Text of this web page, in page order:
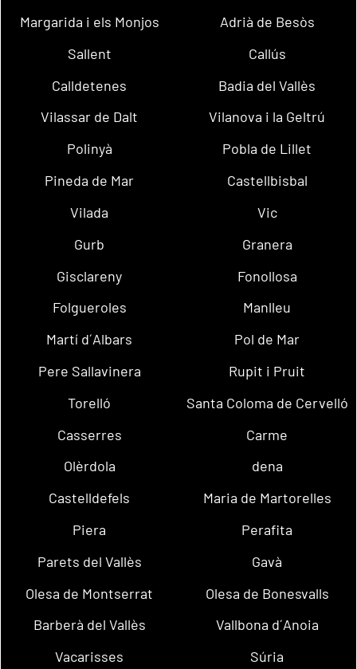
Margarida i els Monjos
Adrià de Besòs
Sallent
Callús
Calldetenes
Badia del Vallès
Vilassar de Dalt
Vilanova i la Geltrú
Polinyà
Pobla de Lillet
Pineda de Mar
Castellbisbal
Vilada
Vic
Gurb
Granera
Gisclareny
Fonollosa
Folgueroles
Manlleu
Martí d´Albars
Pol de Mar
Pere Sallavinera
Rupit i Pruit
Torelló
Santa Coloma de Cervelló
Casserres
Carme
Olèrdola
dena
Castelldefels
Maria de Martorelles
Piera
Perafita
Parets del Vallès
Gavà
Olesa de Montserrat
Olesa de Bonesvalls
Barberà del Vallès
Vallbona d´Anoia
Vacarisses
Súria